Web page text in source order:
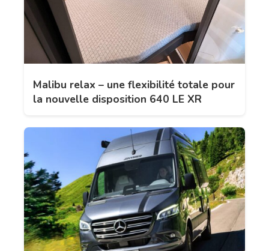
Malibu relax – une flexibilité totale pour
la nouvelle disposition 640 LE XR